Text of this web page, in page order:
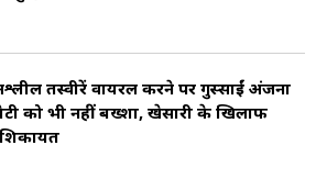
तस्वीरें वायरल करने पर गुस्साईं अंजना
को भी नहीं बख्शा, खेसारी के खिलाफ